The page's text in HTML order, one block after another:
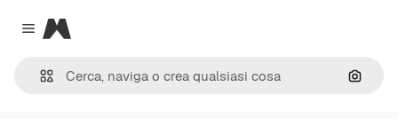
Close menu
Magnific
Cerca